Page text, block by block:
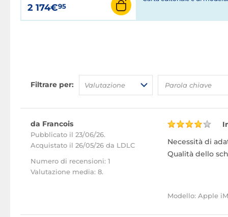
2 174€95
Filtrare per: Valutazione
da Francois
Pubblicato il 23/06/26.
Acquistato il 26/05/26 da LDLC
Numero di recensioni: 1
Valutazione media: 8.
Necessità di
Qualità dello
Modello: Apple